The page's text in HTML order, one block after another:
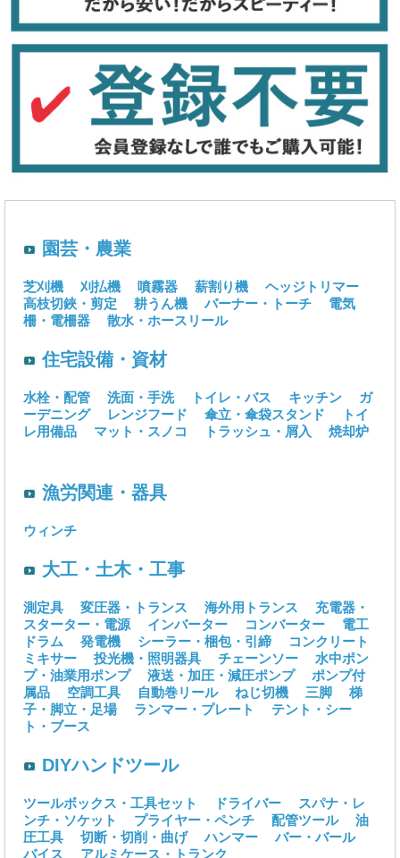
園芸・農業
芝刈機 刈払機 噴霧器 薪割り機
ヘッジトリマー
高枝切鋏・剪定
耕うん機 バーナー・トーチ
電気
柵・電柵器
散水・ホースリール
住宅設備・資材
水栓・配管 洗面・手洗 トイレ・バス キッチン
ガ
ーデニング
レンジフード 傘立・傘袋スタンド
トイ
レ用備品
マット・スノコ トラッシュ・屑入 焼却炉
漁労関連・器具
ウィンチ
大工・土木・工事
測定具 変圧器・トランス 海外用トランス
充電器・
スターター・電源
インバーター コンバーター
電工
ドラム
発電機 シーラー・梱包・引締
コンクリート
ミキサー
投光機・照明器具 チェーンソー
水中ポン
プ・油業用ポンプ
液送・加圧・減圧ポンプ
ポンプ付
属品
空調工具 自動巻リール ねじ切機 三脚
梯
子・脚立・足場
ランマー・プレート
テント・シー
ト・ブース
DIYハンドツール
ツールボックス・工具セット ドライバー
スパナ・レ
ンチ・ソケット
プライヤー・ペンチ 配管ツール
油
圧工具
切断・切削・曲げ ハンマー
バー・バール
バイス
アルミケース・トランク